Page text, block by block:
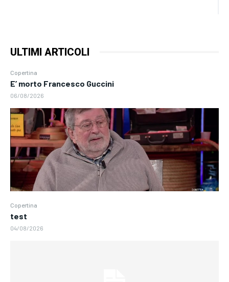
ULTIMI ARTICOLI
Copertina
E’ morto Francesco Guccini
06/08/2026
Copertina
test
04/08/2026